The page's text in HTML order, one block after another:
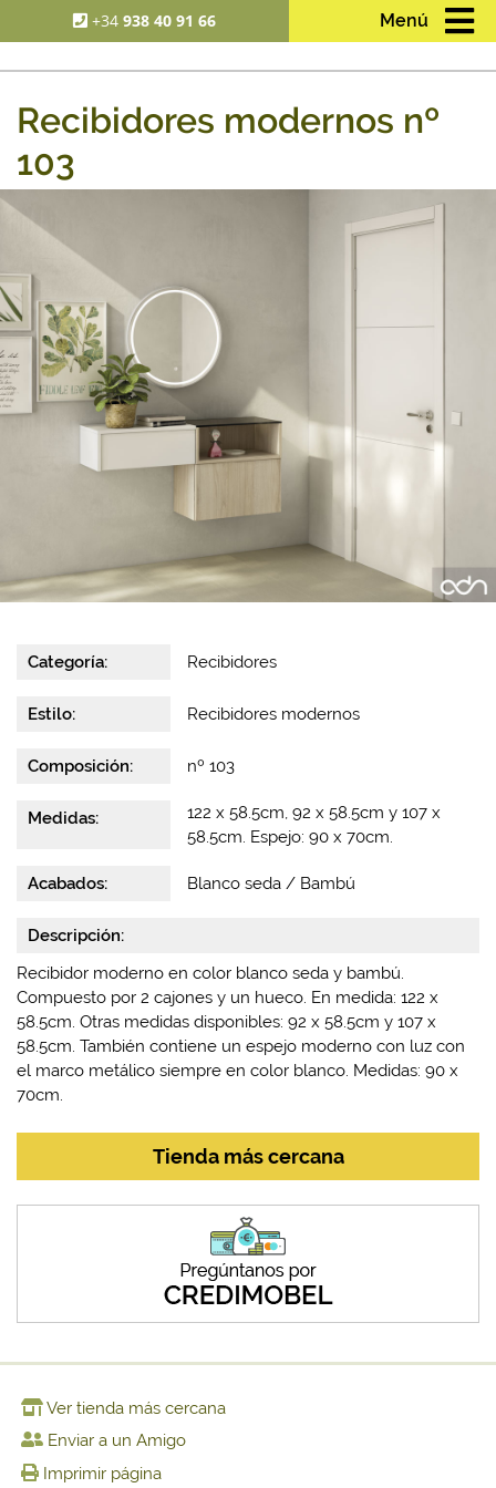
+34938 40 91 66 Menú
Recibidores modernos nº
103
Categoría: Recibidores
Estilo: Recibidores modernos
Composición: nº 103
Medidas:
122 x 58.5cm, 92 x 58.5cm y 107 x
58.5cm. Espejo: 90 x 70cm.
Acabados: Blanco seda / Bambú
Tienda más cercana
Descripción:
Recibidor moderno en color blanco seda y bambú.
Compuesto por 2 cajones y un hueco. En medida: 122 x
58.5cm. Otras medidas disponibles: 92 x 58.5cm y 107 x
58.5cm. También contiene un espejo moderno con luz con
el marco metálico siempre en color blanco. Medidas: 90 x
70cm.
Ver tienda más cercana
Enviar a un Amigo
Imprimir página